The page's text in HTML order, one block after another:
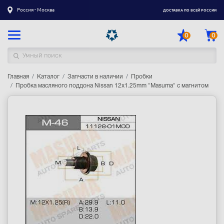
Россия - Москва ДОСТАВКА ПО ВСЕЙ РОССИИ
0 0
Каталог товаров
Доставка
Оптовым и корпоративным клиентам
Главная Каталог Запчасти в наличии
Пробки
Пробка масляного поддона Nissan 12х1.25mm "Masuma" с магнитом